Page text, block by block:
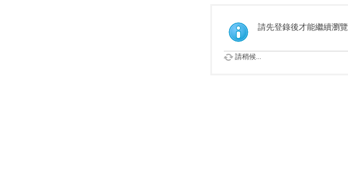
請先登錄後才能繼續瀏覽
請稍候...